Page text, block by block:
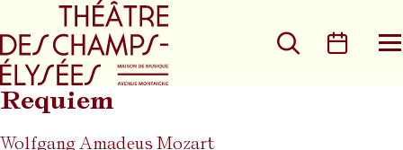
Aller au menu principal
Rechercher
Requiem
Wolfgang Amadeus Mozart